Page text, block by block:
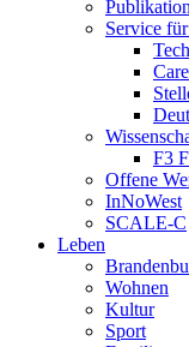
Service
F3
Offene
InNoWest
SCALE-C
Leben
Wohnen
Kultur
Sport